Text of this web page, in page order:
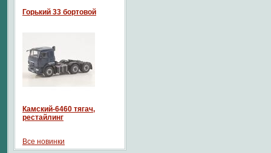
Горький 33 бортовой
Камский-6460 тягач,
рестайлинг
Все новинки